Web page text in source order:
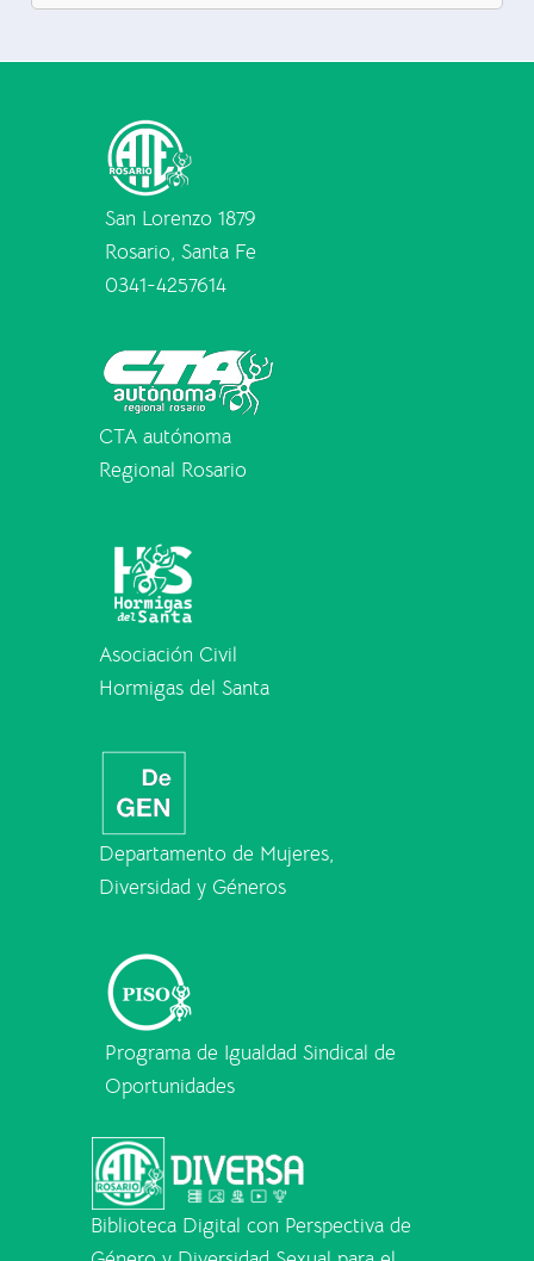
San Lorenzo 1879
Rosario, Santa Fe
0341-4257614
CTA autónoma
Regional Rosario
Asociación Civil
Hormigas del Santa
Departamento de Mujeres,
Diversidad y Géneros
Programa de Igualdad Sindical de
Oportunidades
Biblioteca Digital con Perspectiva de